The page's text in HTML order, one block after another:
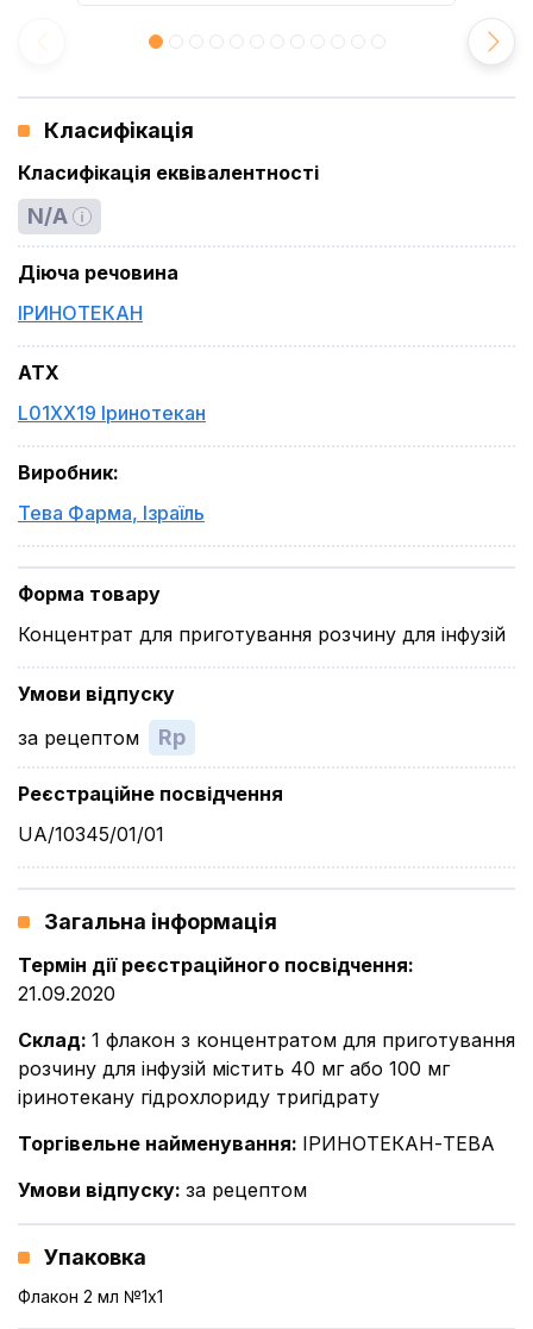
Класифікація
Класифікація еквівалентності
N/A
Діюча речовина
ІРИНОТЕКАН
ATX
L01XX19 Іринотекан
Виробник:
Тева Фарма, Ізраїль
Форма товару
Концентрат для приготування розчину для інфузій
Умови відпуску
за рецептом
Rp
Реєстраційне посвідчення
UA/10345/01/01
Загальна інформація
Термін дії реєстраційного посвідчення:
21.09.2020
Склад: 1 флакон з концентратом для приготування
розчину для інфузій містить 40 мг або 100 мг
іринотекану гідрохлориду тригідрату
Торгівельне найменування: ІРИНОТЕКАН-ТЕВА
Умови відпуску: за рецептом
Упаковка
Флакон 2 мл №1x1